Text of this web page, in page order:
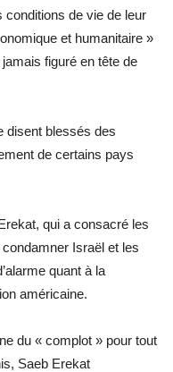
conditions de vie de leur
et humanitaire »
figuré en tête de
disent blessés des
de certains pays
qui a consacré les
Israël et les
quant à la
américaine.
du « complot » pour tout
Saeb Erekat